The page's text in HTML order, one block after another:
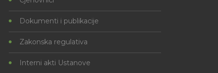
Dokumenti i publikacije
Zakonska regulativa
Interni akti Ustanove